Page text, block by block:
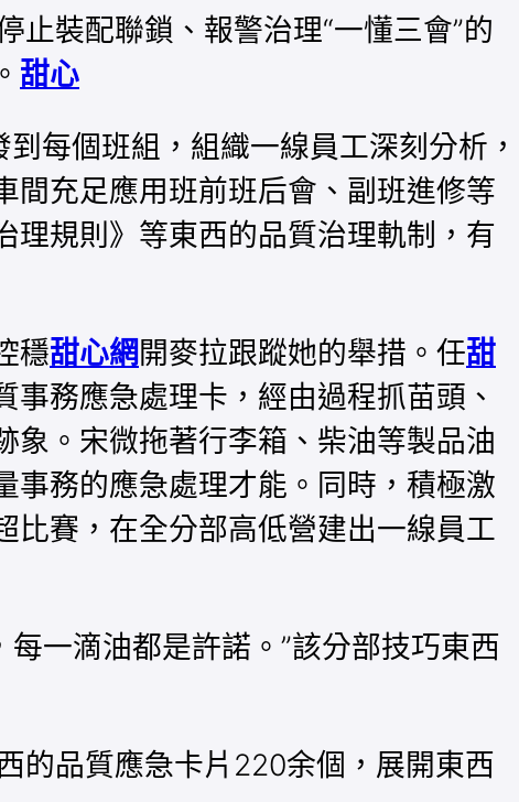
裝配聯鎖、報警治理“一懂三會”的
甜心
每個班組，組織一線員工深刻分析，
間充足應用班前班后會、副班進修等
理規則》等東西的品質治理軌制，有
穩甜心網 開麥拉跟蹤她的舉措。任甜
務應急處理卡，經由過程抓苗頭、
象。宋微拖著行李箱、柴油等製品油
事務的應急處理才能。同時，積極激
比賽，在全分部高低營建出一線員工
一滴油都是許諾。”該分部技巧東西
的品質應急卡片220余個，展開東西